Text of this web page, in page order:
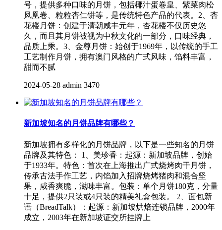
号，提供多种口味的月饼，包括椰汁蛋卷皇、紫菜肉松
凤凰卷、粒粒杏仁饼等，是传统特色产品的代表。2、杏
花楼月饼：创建于清朝咸丰元年，杏花楼不仅历史悠
久，而且其月饼被视为中秋文化的一部分，口味经典，
品质上乘。3、金尊月饼：始创于1969年，以传统的手工
工艺制作月饼，拥有澳门风格的广式风味，馅料丰富，
甜而不腻
2024-05-28 admin 3470
新加坡知名的月饼品牌有哪些？
新加坡拥有多样化的月饼品牌，以下是一些知名的月饼
品牌及其特色： 1、美珍香：起源：新加坡品牌，创始
于1933年。特色：首次在上海推出广式烧烤肉干月饼，
传承古法手作工艺，内馅加入招牌烧烤猪肉和混合坚
果，咸香爽脆，滋味丰富。包装：单个月饼180克，分量
十足，提供2只装或4只装的精美礼盒包装。 2、面包新
语（BreadTalk）：起源：新加坡烘焙连锁品牌，2000年
成立，2003年在新加坡证交所挂牌上